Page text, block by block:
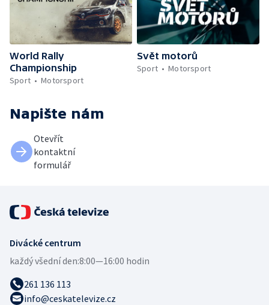
World Rally
Championship
Sport
Motorsport
Svět motorů
Sport
Motorsport
Napište nám
Otevřít
kontaktní
formulář
Divácké centrum
každý všední den:8:00—16:00 hodin
261 136 113
info@ceskatelevize.cz